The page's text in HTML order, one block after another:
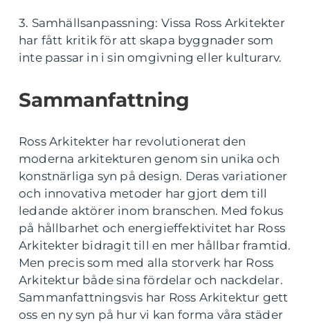
3. Samhällsanpassning: Vissa Ross Arkitekter
har fått kritik för att skapa byggnader som
inte passar in i sin omgivning eller kulturarv.
Sammanfattning
Ross Arkitekter har revolutionerat den
moderna arkitekturen genom sin unika och
konstnärliga syn på design. Deras variationer
och innovativa metoder har gjort dem till
ledande aktörer inom branschen. Med fokus
på hållbarhet och energieffektivitet har Ross
Arkitekter bidragit till en mer hållbar framtid.
Men precis som med alla storverk har Ross
Arkitektur både sina fördelar och nackdelar.
Sammanfattningsvis har Ross Arkitektur gett
oss en ny syn på hur vi kan forma våra städer